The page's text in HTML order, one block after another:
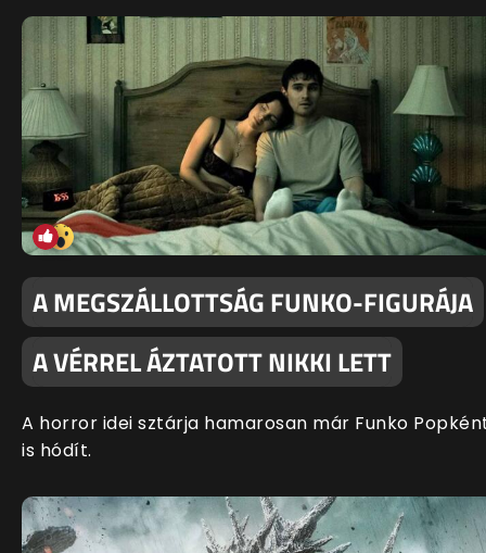
A MEGSZÁLLOTTSÁG FUNKO-FIGURÁJA
A VÉRREL ÁZTATOTT NIKKI LETT
A horror idei sztárja hamarosan már Funko
is hódít.